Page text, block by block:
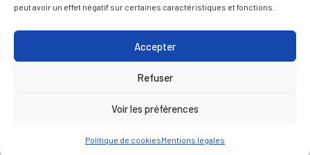
peut avoir un effet négatif sur certaines caractéristiques et fonctions.
Accepter
Refuser
Voir les préférences
Politique de cookiesMentions légales
POLITIQUE DE COOKIES (UE)
NOUS CONTACTER
RETOUR HAUT DE PAGE